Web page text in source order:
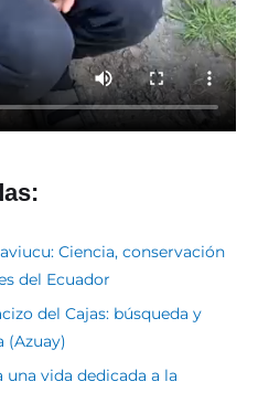
Ciencia, conservación
del Ecuador
del Cajas: búsqueda y
(Azuay)
vida dedicada a la